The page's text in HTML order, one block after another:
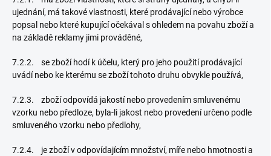
ujednání, má takové vlastnosti, které prodávající nebo výrobce
popsal nebo které kupující očekával s ohledem na povahu zboží a
na základě reklamy jimi prováděné,
7.2.2. se zboží hodí k účelu, který pro jeho použití prodávající
uvádí nebo ke kterému se zboží tohoto druhu obvykle používá,
7.2.3. zboží odpovídá jakostí nebo provedením smluvenému
vzorku nebo předloze, byla-li jakost nebo provedení určeno podle
smluveného vzorku nebo předlohy,
7.2.4. je zboží v odpovídajícím množství, míře nebo hmotnosti a